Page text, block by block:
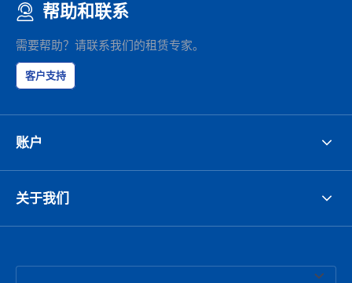
帮助和联系
需要帮助？请联系我们的租赁专家。
客户支持
账户
关于我们